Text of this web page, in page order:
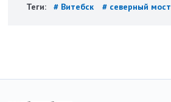
Теги: # Витебск # северный мост